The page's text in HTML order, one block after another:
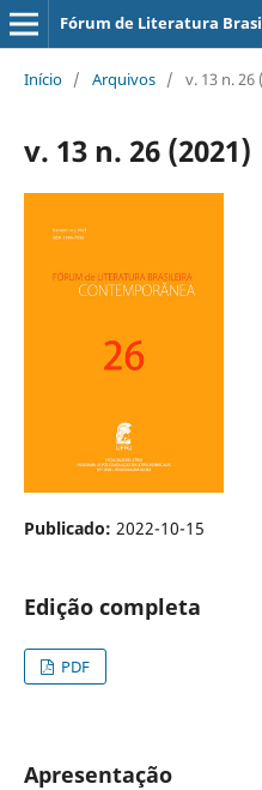
Fórum de Literatura
Início / Arquivos / v. 13 n. 26
v. 13 n. 26 (2021)
Publicado: 2022-10-15
Edição completa
PDF
Apresentação